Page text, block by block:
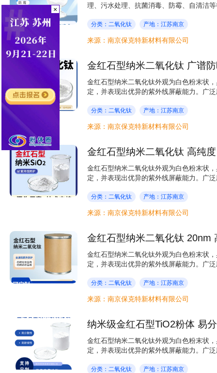
理、污水处理、抗菌消毒、防霉、自清洁
分类：二氧化钛 产地：江苏南京
来源：南京保克特新材料有限公司
金红石型纳米二氧化钛 广谱
金红石型纳米二氧化钛外观为白色粉末状
定，并表现出优异的紫外线屏蔽能力。广
分类：二氧化钛 产地：江苏南京
来源：南京保克特新材料有限公司
金红石型纳米二氧化钛 高纯
金红石型纳米二氧化钛外观为白色粉末状
定，并表现出优异的紫外线屏蔽能力。广
分类：二氧化钛 产地：江苏南京
来源：南京保克特新材料有限公司
金红石型纳米二氧化钛 20nm
金红石型纳米二氧化钛外观为白色粉末状
定，并表现出优异的紫外线屏蔽能力。广
分类：二氧化钛 产地：江苏南京
来源：南京保克特新材料有限公司
纳米级金红石型TiO2粉体 易
金红石型纳米二氧化钛外观为白色粉末状
定，并表现出优异的紫外线屏蔽能力。广
分类：二氧化钛 产地：江苏南京
×